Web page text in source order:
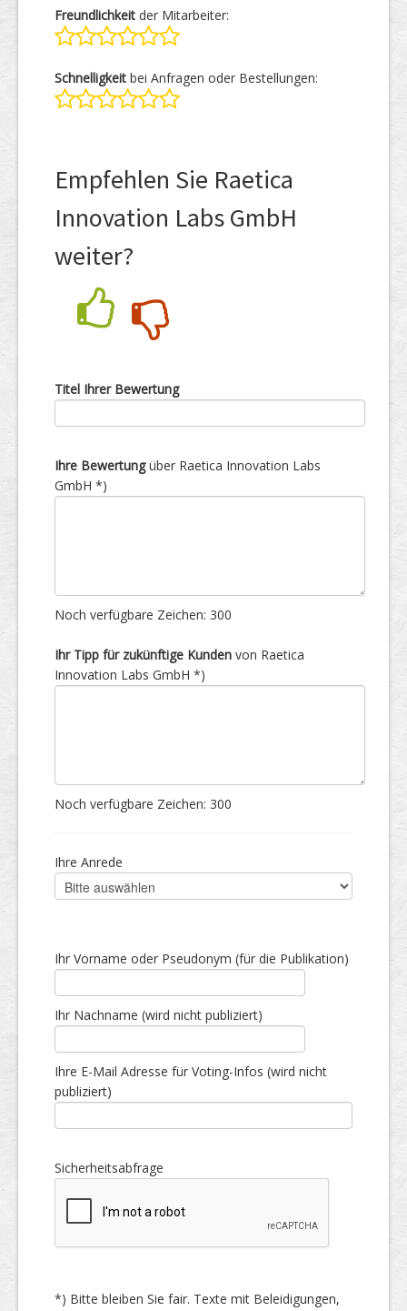
Freundlichkeit der Mitarbeiter:
Schnelligkeit bei Anfragen oder Bestellungen:
Empfehlen Sie Raetica
Innovation Labs GmbH
weiter?
Titel Ihrer Bewertung
Ihre Bewertungüber Raetica Innovation Labs
GmbH *)
Noch verfügbare Zeichen: 300
Ihr Tipp für zukünftige Kunden von Raetica
Innovation Labs GmbH *)
Noch verfügbare Zeichen: 300
Ihre Anrede
Ihr Vorname oder Pseudonym (für die Publikation)
Ihr Nachname (wird nicht publiziert)
Ihre E-Mail Adresse für Voting-Infos (wird nicht
publiziert)
Sicherheitsabfrage
*) Bitte bleiben Sie fair. Texte mit Beleidigungen,